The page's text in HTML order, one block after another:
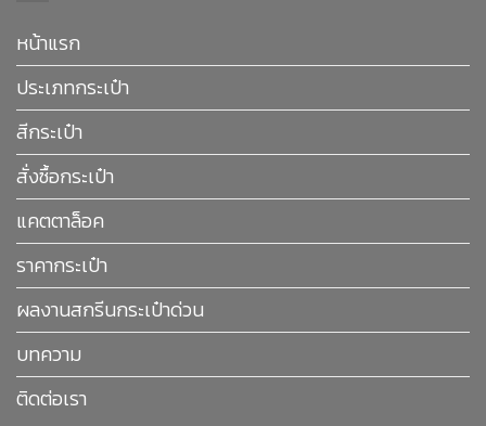
หน้าแรก
ประเภทกระเป๋า
สีกระเป๋า
สั่งซื้อกระเป๋า
แคตตาล็อค
ราคากระเป๋า
ผลงานสกรีนกระเป๋าด่วน
บทความ
ติดต่อเรา